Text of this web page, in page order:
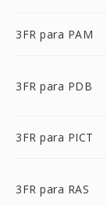
3FR para PAM
3FR para PDB
3FR para PICT
3FR para RAS